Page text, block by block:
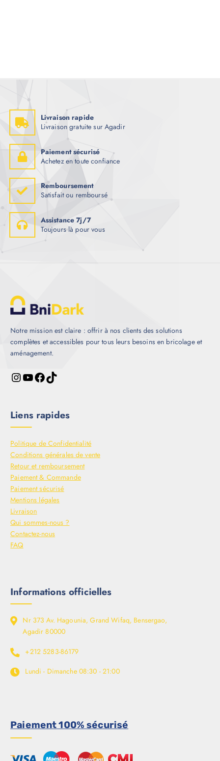
Livraison rapide
Livraison gratuite sur Agadir
Paiement sécurisé
Achetez en toute confiance
Remboursement
Satisfait ou remboursé
Assistance 7j/7
Toujours là pour vous
Notre mission est claire : offrir à nos clients des solutions
complètes et accessibles pour tous leurs besoins en bricolage et
aménagement.
Liens rapides
Politique de Confidentialité
Conditions générales de vente
Retour et remboursement
Paiement & Commande
Paiement sécurisé
Mentions légales
Livraison
Qui sommes-nous ?
Contactez-nous
FAQ
Informations officielles
Nr 373 Av. Hagounia, Grand Wifaq, Bensergao,
Agadir 80000
+212 5283-86179
Lundi - Dimanche 08:30 - 21:00
Paiement 100% sécurisé